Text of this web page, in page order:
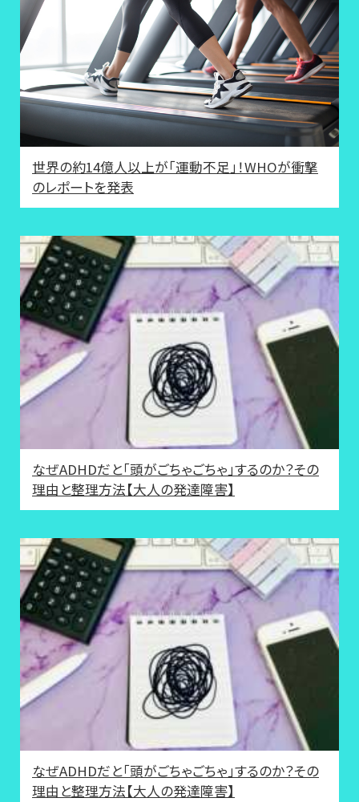
世界の約14億人以上が「運動不足」！WHOが衝撃
のレポートを発表
なぜADHDだと「頭がごちゃごちゃ」するのか？その
理由と整理方法【大人の発達障害】
なぜADHDだと「頭がごちゃごちゃ」するのか？その
理由と整理方法【大人の発達障害】